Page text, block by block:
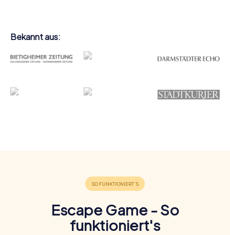
Bekannt aus:
Escape Game - So
funktioniert's